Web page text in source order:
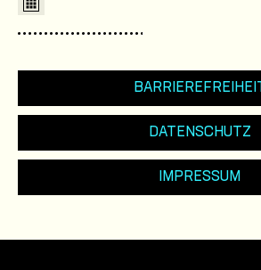
DATENSCHUTZ
IMPRESSUM